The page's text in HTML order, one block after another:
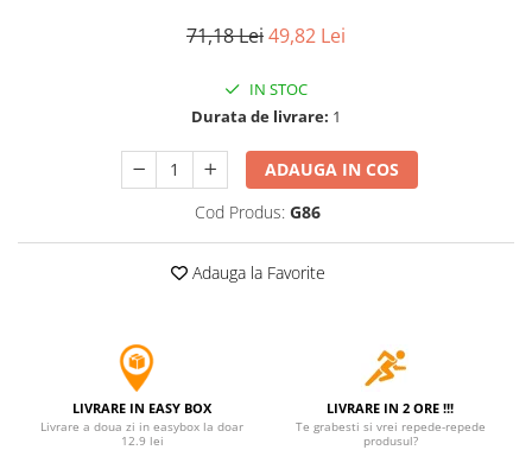
Costume si seturi pentru copii
Accesorii costume copii
Plusuri roblox, rainbow friend
Instrumente muzicale de jucarie
Gaming, Carti & Birotica
Costume Halloween copii
71,18 Lei49,82 Lei
IN STOC
Durata de livrare: 1
ADAUGA IN COS
Cod Produs: G86
Adauga la Favorite
LIVRARE IN EASY BOX
Livrare a doua zi in easybox la doar
12.9 lei
LIVRARE IN 2 ORE !!!
Te grabesti si vrei repede-repede
produsul?